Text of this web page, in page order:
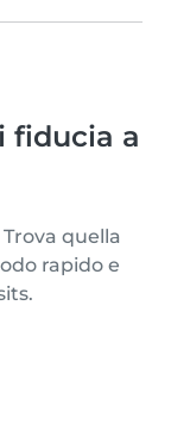
fiducia a
quella
rapido e